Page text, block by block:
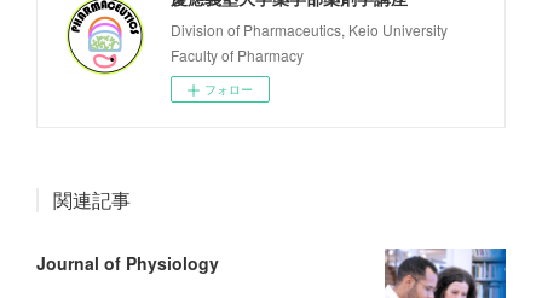
Division of Pharmaceutics, Keio University
Faculty of Pharmacy
フォロー
関連記事
Journal of Physiology